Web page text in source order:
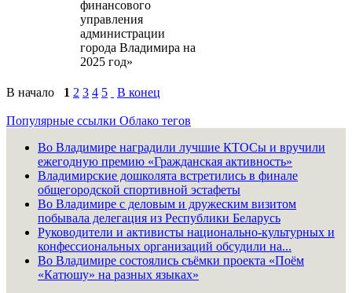
финансового
управления
администрации
города Владимира на
2025 год»
В начало 1 2 3 4 5 В конец
Популярные ссылки Облако тегов
Во Владимире наградили лучшие КТОСы и вручили
ежегодную премию «Гражданская активность»
Владимирские дошколята встретились в финале
общегородской спортивной эстафеты
Во Владимире с деловым и дружеским визитом
побывала делегация из Республики Беларусь
Руководители и активисты национально-культурных и
конфессиональных организаций обсудили на...
Во Владимире состоялись съёмки проекта «Поём
«Катюшу» на разных языках»